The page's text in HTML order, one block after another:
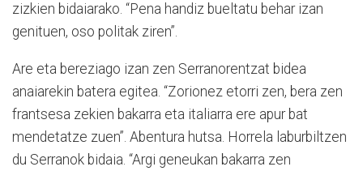
zizkien bidaiarako. “Pena handiz bueltatu behar izan
genituen, oso politak ziren”.
Are eta bereziago izan zen Serranorentzat bidea
anaiarekin batera egitea. “Zorionez etorri zen, bera zen
frantsesa zekien bakarra eta italiarra ere apur bat
mendetatze zuen”. Abentura hutsa. Horrela laburbiltzen
du Serranok bidaia. “Argi geneukan bakarra zen